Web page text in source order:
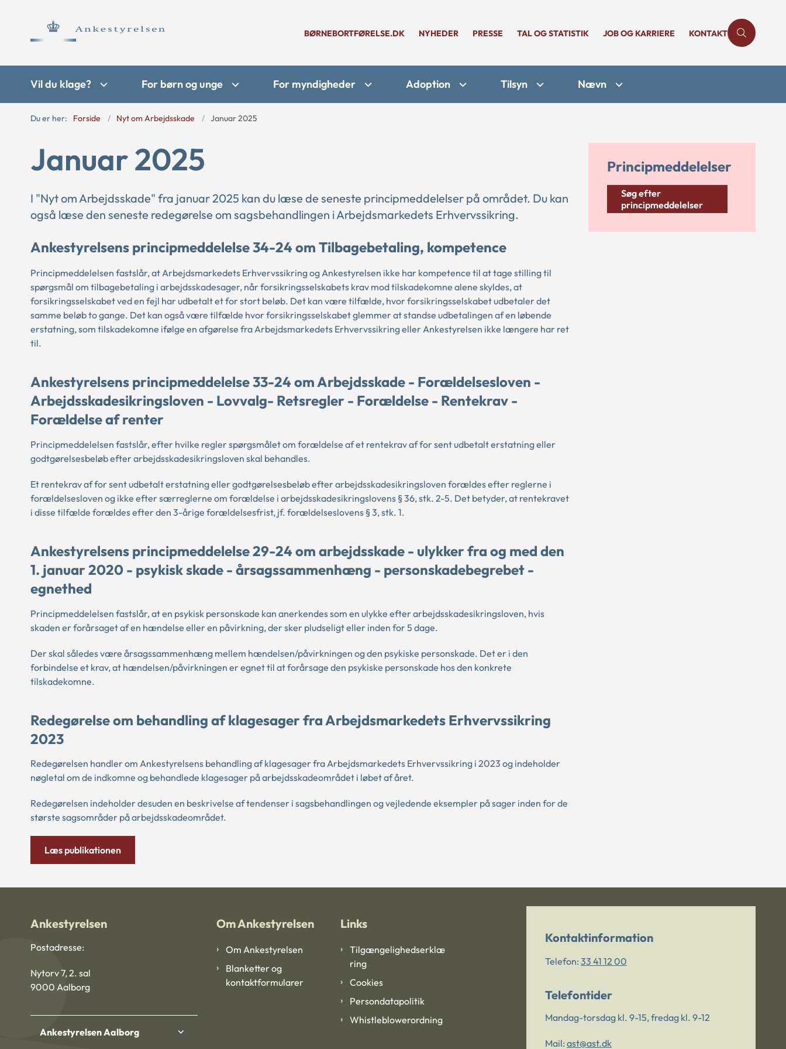
BØRNEBORTFØRELSE.DK NYHEDER PRESSE TAL OG STATISTIK JOB OG KARRIERE KONTAKT
Vil du klage? For børn og unge For myndigheder Adoption Tilsyn Nævn
Du er her: Forside Nyt om Arbejdsskade Januar 2025
Januar 2025
I "Nyt om Arbejdsskade" fra januar 2025 kan du læse de seneste principmeddelelser på området. Du kan
også læse den seneste redegørelse om sagsbehandlingen i Arbejdsmarkedets Erhvervssikring.
Ankestyrelsens principmeddelelse 34-24 om Tilbagebetaling, kompetence
Principmeddelelsen fastslår, at Arbejdsmarkedets Erhvervssikring og Ankestyrelsen ikke har kompetence til at tage stilling til
spørgsmål om tilbagebetaling i arbejdsskadesager, når forsikringsselskabets krav mod tilskadekomne alene skyldes, at
forsikringsselskabet ved en fejl har udbetalt et for stort beløb. Det kan være tilfælde, hvor forsikringsselskabet udbetaler det
samme beløb to gange. Det kan også være tilfælde hvor forsikringsselskabet glemmer at standse udbetalingen af en løbende
erstatning, som tilskadekomne ifølge en afgørelse fra Arbejdsmarkedets Erhvervssikring eller Ankestyrelsen ikke længere har ret
til.
Ankestyrelsens principmeddelelse 33-24 om Arbejdsskade - Forældelsesloven -
Arbejdsskadesikringsloven - Lovvalg- Retsregler - Forældelse - Rentekrav -
Forældelse af renter
Principmeddelelsen fastslår, efter hvilke regler spørgsmålet om forældelse af et rentekrav af for sent udbetalt erstatning eller
godtgørelsesbeløb efter arbejdsskadesikringsloven skal behandles.
Et rentekrav af for sent udbetalt erstatning eller godtgørelsesbeløb efter arbejdsskadesikringsloven forældes efter reglerne i
forældelsesloven og ikke efter særreglerne om forældelse i arbejdsskadesikringslovens § 36, stk. 2-5. Det betyder, at rentekravet
i disse tilfælde forældes efter den 3-årige forældelsesfrist, jf. forældelseslovens § 3, stk. 1.
Ankestyrelsens principmeddelelse 29-24 om arbejdsskade - ulykker fra og med den
1. januar 2020 - psykisk skade - årsagssammenhæng - personskadebegrebet -
egnethed
Principmeddelelsen fastslår, at en psykisk personskade kan anerkendes som en ulykke efter arbejdsskadesikringsloven, hvis
skaden er forårsaget af en hændelse eller en påvirkning, der sker pludseligt eller inden for 5 dage.
Der skal således være årsagssammenhæng mellem hændelsen/påvirkningen og den psykiske personskade. Det er i den
forbindelse et krav, at hændelsen/påvirkningen er egnet til at forårsage den psykiske personskade hos den konkrete
tilskadekomne.
Redegørelse om behandling af klagesager fra Arbejdsmarkedets Erhvervssikring
2023
Redegørelsen handler om Ankestyrelsens behandling af klagesager fra Arbejdsmarkedets Erhvervssikring i 2023 og indeholder
nøgletal om de indkomne og behandlede klagesager på arbejdsskadeområdet i løbet af året.
Redegørelsen indeholder desuden en beskrivelse af tendenser i sagsbehandlingen og vejledende eksempler på sager inden for de
største sagsområder på arbejdsskadeområdet.
Læs publikationen
Principmeddelelser
Søg efter
principmeddelelser
Ankestyrelsen
Postadresse:
Nytorv 7, 2. sal
9000 Aalborg
Ankestyrelsen Aalborg
Om Ankestyrelsen
Om Ankestyrelsen
Blanketter og
kontaktformularer
Links
Tilgængelighedserklæ
ring
Cookies
Persondatapolitik
Whistleblowerordning
Kontaktinformation
Telefon: 33 41 12 00
Telefontider
Mandag-torsdag kl. 9-15, fredag kl. 9-12
Mail: ast@ast.dk